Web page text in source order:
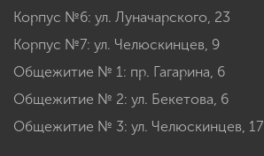
Корпус №6: ул. Луначарского, 23
Корпус №7: ул. Челюскинцев, 9
Общежитие № 1: пр. Гагарина, 6
Общежитие № 2: ул. Бекетова, 6
Общежитие № 3: ул. Челюскинцев, 17